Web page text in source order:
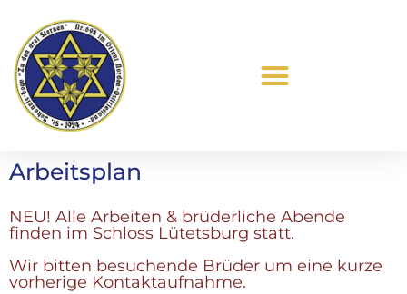
Arbeitsplan
NEU! Alle Arbeiten & brüderliche Abende
finden im Schloss Lütetsburg statt.
Wir bitten besuchende Brüder um eine kurze
vorherige Kontaktaufnahme.